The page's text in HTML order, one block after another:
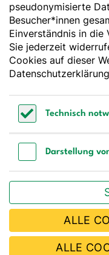
Godesberger Allee
53175 Bonn
Tel:+49 228 3776-
Fax:+49 228 3776-
E-Mail:
[socialLinksTitle]
Bestellen Sie
pseudonymisierte
Besucher*innen
Einverständnis in die
Sie jederzeit
Cookies auf dieser
Datenschutzerklärung
Technisch
Darstellung
ALLE
ALLE